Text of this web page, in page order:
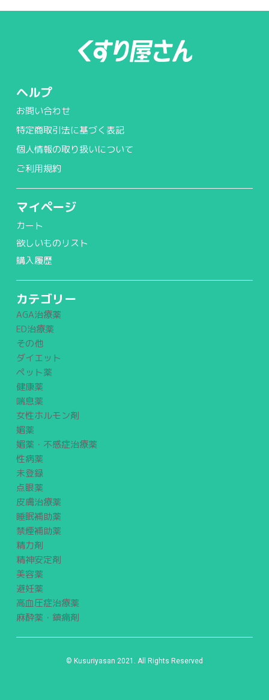
ヘルプ
お問い合わせ
特定商取引法に基づく表記
個人情報の取り扱いについて
ご利用規約
マイページ
カート
欲しいものリスト
購入履歴
カテゴリー
AGA治療薬
ED治療薬
その他
ダイエット
ペット薬
健康薬
喘息薬
女性ホルモン剤
媚薬
媚薬・不感症治療薬
性病薬
未登録
点眼薬
皮膚治療薬
睡眠補助薬
禁煙補助薬
精力剤
精神安定剤
美容薬
避妊薬
高血圧症治療薬
麻酔薬・鎮痛剤
© Kusuriyasan 2021. All Rights Reserved